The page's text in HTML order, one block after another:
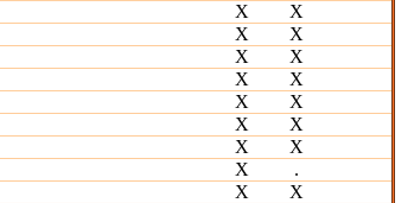
Х
Х
Х
Х
Х
Х
Х
Х
Х
Х
Х
Х
Х
Х
Х
.
Х
Х